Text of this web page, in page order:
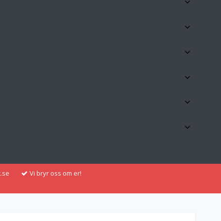
Vi bryr oss om er!